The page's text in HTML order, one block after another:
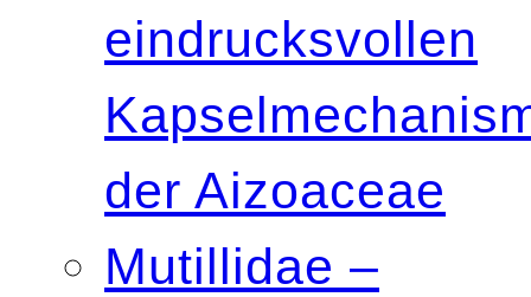
eindrucksvollen
der Aizoaceae
Mutillidae –